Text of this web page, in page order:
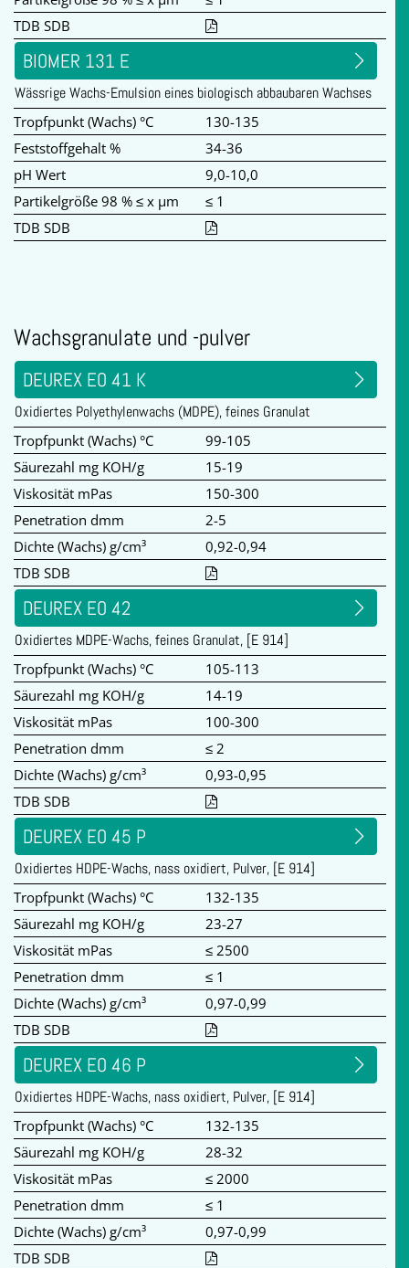
TDB SDB
BIOMER 131 E
Wässrige Wachs-Emulsion eines biologisch abbaubaren Wachses
Tropfpunkt (Wachs) °C
130-135
Feststoffgehalt %
34-36
pH Wert
9,0-10,0
Partikelgröße 98 % ≤ x µm
≤ 1
TDB SDB
Wachsgranulate und -pulver
DEUREX EO 41 K
Oxidiertes Polyethylenwachs (MDPE), feines Granulat
Tropfpunkt (Wachs) °C
99-105
Säurezahl mg KOH/g
15-19
Viskosität mPas
150-300
Penetration dmm
2-5
Dichte (Wachs) g/cm³
0,92-0,94
TDB SDB
DEUREX EO 42
Oxidiertes MDPE-Wachs, feines Granulat, [E 914]
Tropfpunkt (Wachs) °C
105-113
Säurezahl mg KOH/g
14-19
Viskosität mPas
100-300
Penetration dmm
≤ 2
Dichte (Wachs) g/cm³
0,93-0,95
TDB SDB
DEUREX EO 45 P
Oxidiertes HDPE-Wachs, nass oxidiert, Pulver, [E 914]
Tropfpunkt (Wachs) °C
132-135
Säurezahl mg KOH/g
23-27
Viskosität mPas
≤ 2500
Penetration dmm
≤ 1
Dichte (Wachs) g/cm³
0,97-0,99
TDB SDB
DEUREX EO 46 P
Oxidiertes HDPE-Wachs, nass oxidiert, Pulver, [E 914]
Tropfpunkt (Wachs) °C
132-135
Säurezahl mg KOH/g
28-32
Viskosität mPas
≤ 2000
Penetration dmm
≤ 1
Dichte (Wachs) g/cm³
0,97-0,99
TDB SDB